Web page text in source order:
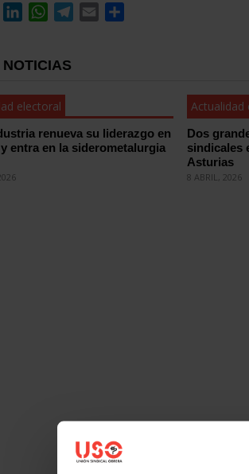
LinkedInWhatsApp
Telegram
Email
electoral
renueva su liderazgo en
entra en la siderometalurgia
Actualidad
Dos
sindicales
Asturias
8 ABRIL, 2026